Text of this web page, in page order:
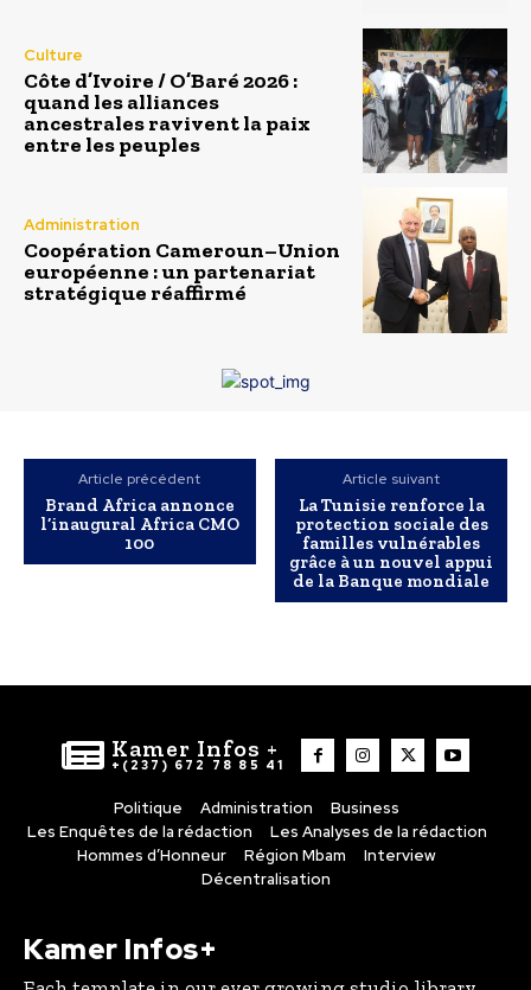
Culture
Côte d’Ivoire / O’Baré 2026 :
quand les alliances
ancestrales ravivent la paix
entre les peuples
Administration
Coopération Cameroun–Union
européenne : un partenariat
stratégique réaffirmé
Article précédent
Brand Africa annonce
l’inaugural Africa CMO
100
Article suivant
La Tunisie renforce la
protection sociale des
familles vulnérables
grâce à un nouvel appui
de la Banque mondiale
Kamer Infos +
+(237) 672 78 85 41
Politique Administration
Business
Les Enquêtes de la rédaction
Les Analyses de la rédaction
Hommes d’Honneur
Région Mbam
Interview
Décentralisation
Kamer Infos+